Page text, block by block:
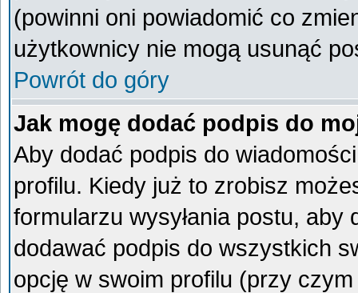
(powinni oni powiadomić co
użytkownicy nie mogą usunąć
Powrót do góry
Jak mogę dodać podpis do
Aby dodać podpis do
profilu. Kiedy już to zrobisz
formularzu wysyłania postu,
dodawać podpis do wszystkich
opcję w swoim profilu (przy